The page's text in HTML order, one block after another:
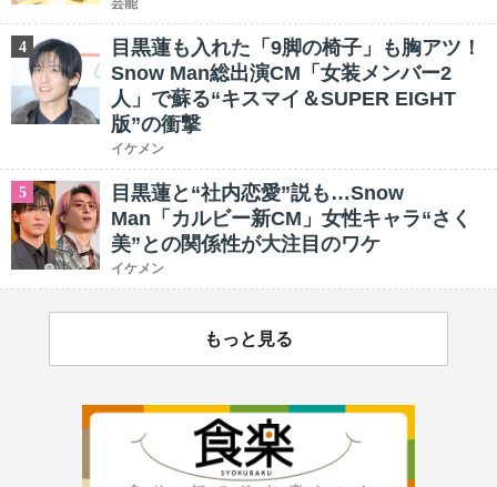
芸能
4
目黒蓮も入れた「9脚の椅子」も胸アツ！
Snow Man総出演CM「女装メンバー2
人」で蘇る“キスマイ＆SUPER EIGHT
版”の衝撃
イケメン
5
目黒蓮と“社内恋愛”説も…Snow
Man「カルビー新CM」女性キャラ“さく
美”との関係性が大注目のワケ
イケメン
もっと見る